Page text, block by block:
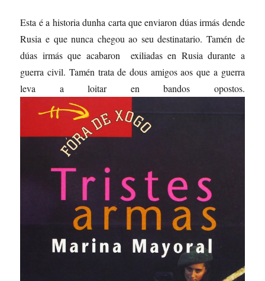
Esta é a historia dunha carta que enviaron dúas irmás dende
Rusia e que nunca chegou ao seu destinatario. Tamén de
dúas irmás que acabaron exiliadas en Rusia durante a
guerra civil. Tamén trata de dous amigos aos que a guerra
leva a loitar en bandos opostos.